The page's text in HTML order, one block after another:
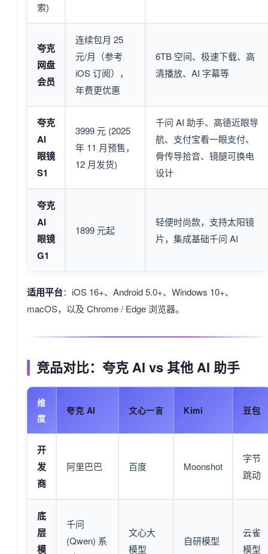
索)
夸克
网盘
会员
连续包月 25
元/月（参考
iOS 订阅），
年费更优惠
6TB 空间、极速下载、高
清播放、AI 字幕等
夸克
AI
眼镜
S1
3999 元 (2025
年 11 月预售，
12 月发货)
千问 AI 助手、高德近眼导
航、支付宝看一眼支付、
骨传导拾音、镜腿可换电
设计
夸克
AI
眼镜
G1
1899 元起
轻便时尚款，支持太阳镜
片，集成基础千问 AI
适用平台：iOS 16+、Android 5.0+、Windows 10+、
macOS，以及 Chrome / Edge 浏览器。
竞品对比：夸克 AI vs 其他 AI 助手
维
度
夸克 AI 文心一言 Kimi 豆包
开
发
商
阿里巴巴 百度 Moonshot
字节
跳动
底
层
模
千问
(Qwen) 系
文心大
模型
自研模型
云雀
模型